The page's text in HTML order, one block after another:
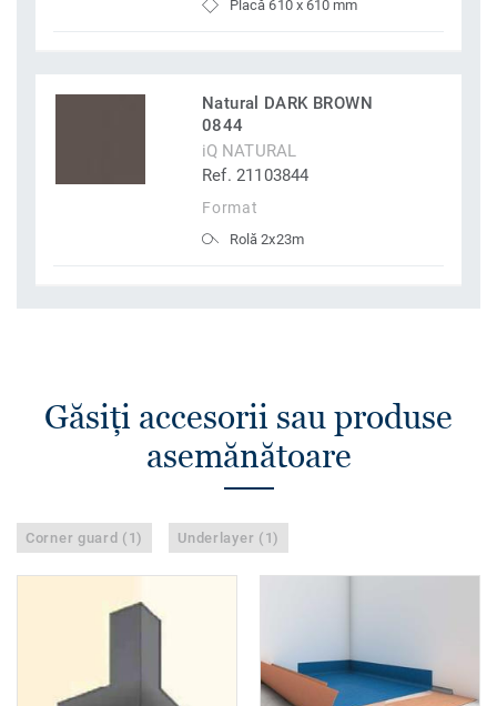
Placă 610 x 610 mm
Natural DARK BROWN
0844
iQ NATURAL
Ref. 21103844
Format
Rolă 2x23m
Găsiţi accesorii sau produse
asemănătoare
Corner guard (1) Underlayer (1)